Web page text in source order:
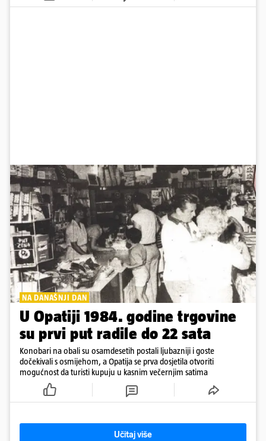
NA DANAŠNJI DAN
U Opatiji 1984. godine trgovine
su prvi put radile do 22 sata
Konobari na obali su osamdesetih postali ljubazniji i goste
dočekivali s osmijehom, a Opatija se prva dosjetila otvoriti
mogućnost da turisti kupuju u kasnim večernjim satima
Učitaj više